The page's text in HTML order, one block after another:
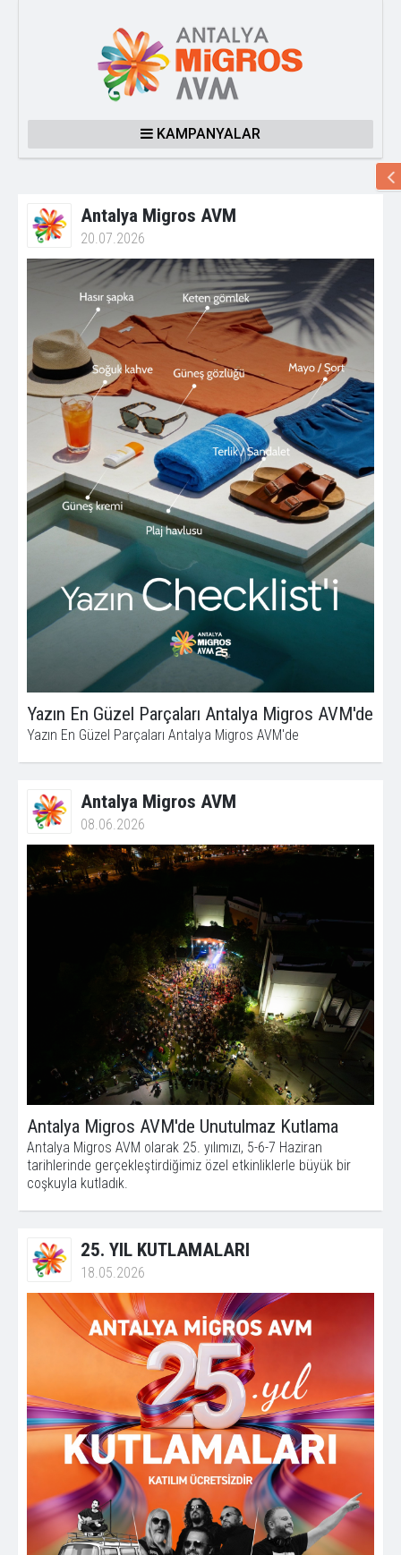
KAMPANYALAR
Antalya Migros AVM
20.07.2026
Yazın En Güzel Parçaları Antalya Migros AVM'de
Yazın En Güzel Parçaları Antalya Migros AVM'de
Antalya Migros AVM
08.06.2026
Antalya Migros AVM'de Unutulmaz Kutlama
Antalya Migros AVM olarak 25. yılımızı, 5-6-7 Haziran
tarihlerinde gerçekleştirdiğimiz özel etkinliklerle büyük bir
coşkuyla kutladık.
25. YIL KUTLAMALARI
18.05.2026